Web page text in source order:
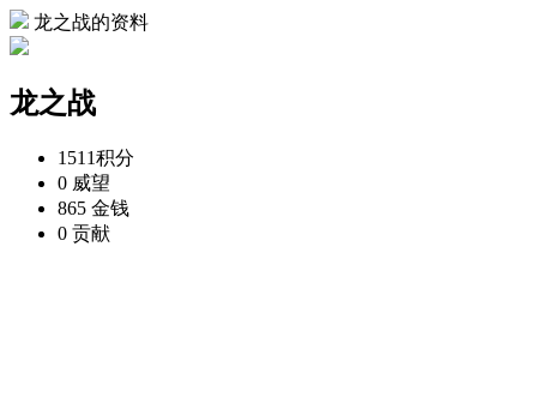
龙之战的资料
龙之战
1511积分
0 威望
865 金钱
0 贡献